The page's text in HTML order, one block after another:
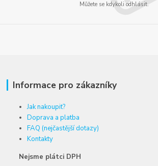
Můžete se kdykoli odhlásit.
Informace pro zákazníky
Jak nakoupit?
Doprava a platba
FAQ (nejčastější dotazy)
Kontakty
Nejsme plátci DPH